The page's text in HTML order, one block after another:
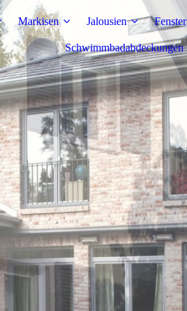
Markisen Jalousien Fenster
Schwimmbadabdeckungen